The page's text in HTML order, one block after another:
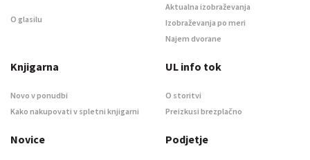
O glasilu
Aktualna izobraževanja
Izobraževanja po meri
Najem dvorane
Knjigarna
Novo v ponudbi
Kako nakupovati v spletni knjigarni
UL info tok
O storitvi
Preizkusi brezplačno
Novice Podjetje